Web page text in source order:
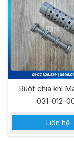
Ruột chia khí
031-012-
Liên hệ